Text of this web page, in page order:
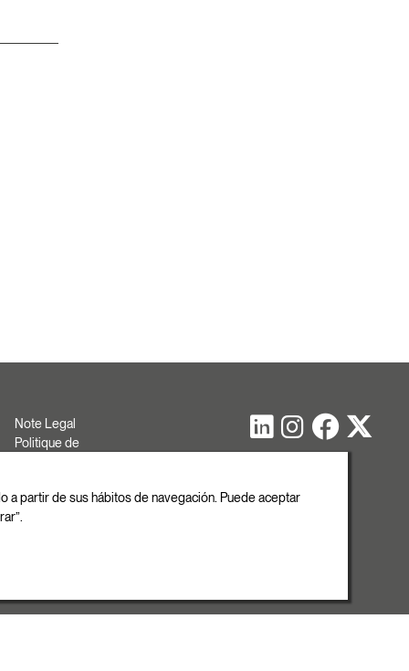
Note Legal
Politique de
confidentialité
Copyright
partir de sus hábitos de navegación. Puede aceptar